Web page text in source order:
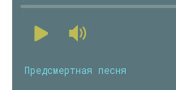
Предсмертная песня